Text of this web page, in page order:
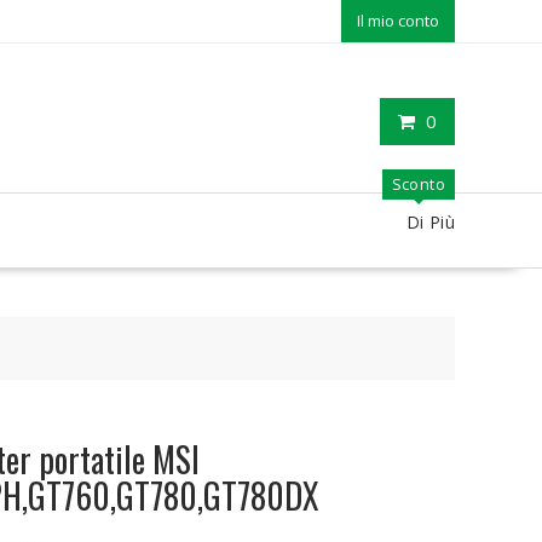
Il mio conto
0
Sconto
Di Più
portatile MSI